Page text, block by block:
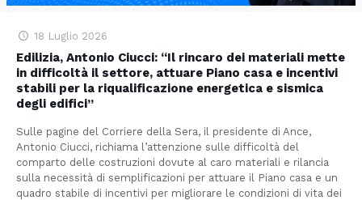
18 Luglio 2026
Edilizia, Antonio Ciucci: “Il rincaro dei materiali mette
in difficoltà il settore, attuare Piano casa e incentivi
stabili per la riqualificazione energetica e sismica
degli edifici”
Sulle pagine del Corriere della Sera, il presidente di Ance,
Antonio Ciucci, richiama l’attenzione sulle difficoltà del
comparto delle costruzioni dovute al caro materiali e rilancia
sulla necessità di semplificazioni per attuare il Piano casa e un
quadro stabile di incentivi per migliorare le condizioni di vita dei